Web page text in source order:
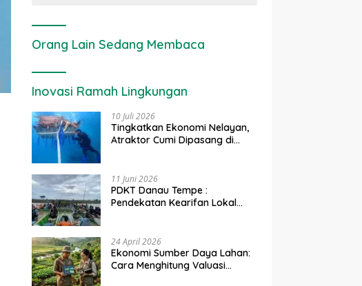
Orang Lain Sedang Membaca
Inovasi Ramah Lingkungan
10 Juli 2026
Tingkatkan Ekonomi Nelayan,
Atraktor Cumi Dipasang di
11 Juni 2026
PDKT Danau Tempe :
Pendekatan Kearifan Lokal
24 April 2026
Ekonomi Sumber Daya Lahan:
Cara Menghitung Valuasi